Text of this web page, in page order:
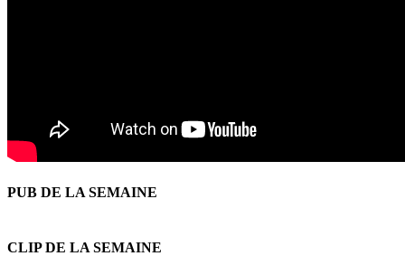
PUB DE LA SEMAINE
CLIP DE LA SEMAINE